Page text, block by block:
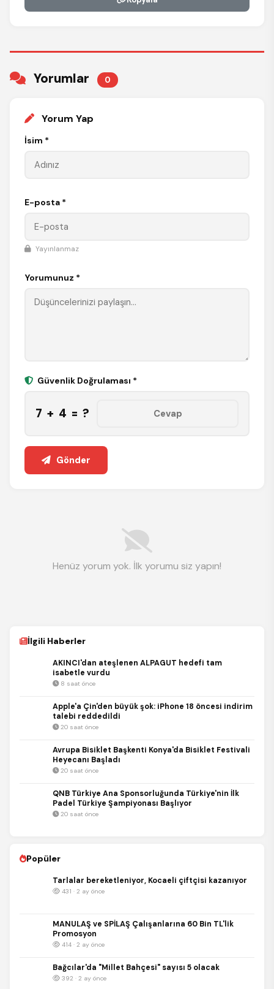
Yorumlar 0
Yorum Yap
İsim *
E-posta *
Yayınlanmaz
Yorumunuz *
Güvenlik Doğrulaması *
7 + 4 = ?
Gönder
Henüz yorum yok. İlk yorumu siz yapın!
İlgili Haberler
AKINCI'dan ateşlenen ALPAGUT hedefi tam
isabetle vurdu
8 saat önce
Apple'a Çin'den büyük şok: iPhone 18 öncesi indirim
talebi reddedildi
20 saat önce
Avrupa Bisiklet Başkenti Konya'da Bisiklet Festivali
Heyecanı Başladı
20 saat önce
QNB Türkiye Ana Sponsorluğunda Türkiye'nin İlk
Padel Türkiye Şampiyonası Başlıyor
20 saat önce
Popüler
Tarlalar bereketleniyor, Kocaeli çiftçisi kazanıyor
431 · 2 ay önce
MANULAŞ ve SPİLAŞ Çalışanlarına 60 Bin TL'lik
Promosyon
414 · 2 ay önce
Bağcılar'da "Millet Bahçesi" sayısı 5 olacak
392 · 2 ay önce